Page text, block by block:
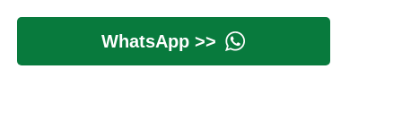
WhatsApp >>